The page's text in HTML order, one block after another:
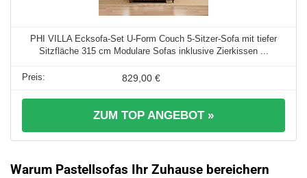
PHI VILLA Ecksofa-Set U-Form Couch 5-Sitzer-Sofa mit tiefer
Sitzfläche 315 cm Modulare Sofas inklusive Zierkissen ...
829,00 €
ZUM TOP ANGEBOT »
Warum Pastellsofas Ihr Zuhause bereichern